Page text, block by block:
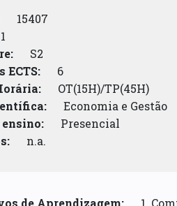
15407
1
S2
ECTS:
6
OT(15H)/TP(45H)
Economia e Gestão
Presencial
n.a.